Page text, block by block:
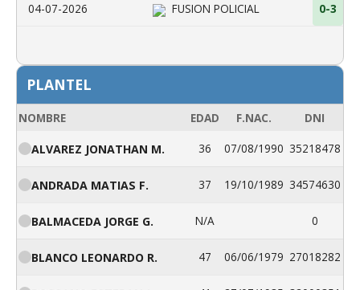
04-07-2026 FUSION POLICIAL 0-3
PLANTEL
NOMBRE EDAD F.NAC. DNI
ALVAREZ JONATHAN M. 36 07/08/1990 35218478
ANDRADA MATIAS F. 37 19/10/1989 34574630
BALMACEDA JORGE G. N/A 0
BLANCO LEONARDO R. 47 06/06/1979 27018282